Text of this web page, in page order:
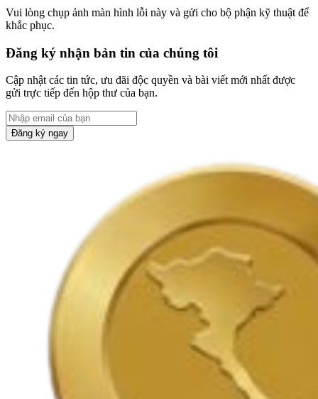
Vui lòng chụp ảnh màn hình lỗi này và gửi cho bộ phận kỹ thuật để
khắc phục.
Đăng ký nhận bản tin của chúng tôi
Cập nhật các tin tức, ưu đãi độc quyền và bài viết mới nhất được
gửi trực tiếp đến hộp thư của bạn.
Đăng ký ngay